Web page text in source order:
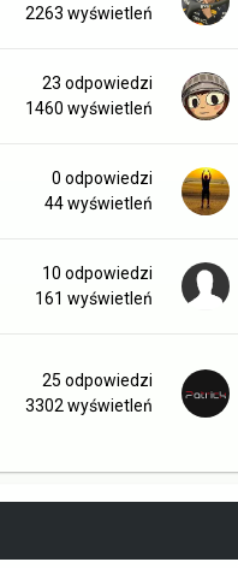
2263 wyświetleń
23 odpowiedzi
1460 wyświetleń
0 odpowiedzi
44 wyświetleń
10 odpowiedzi
161 wyświetleń
25 odpowiedzi
3302 wyświetleń